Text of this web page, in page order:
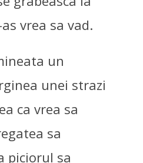
A PLECAT…
vrea sa vad.
un
unei strazi
ca vrea sa
sa
piciorul sa